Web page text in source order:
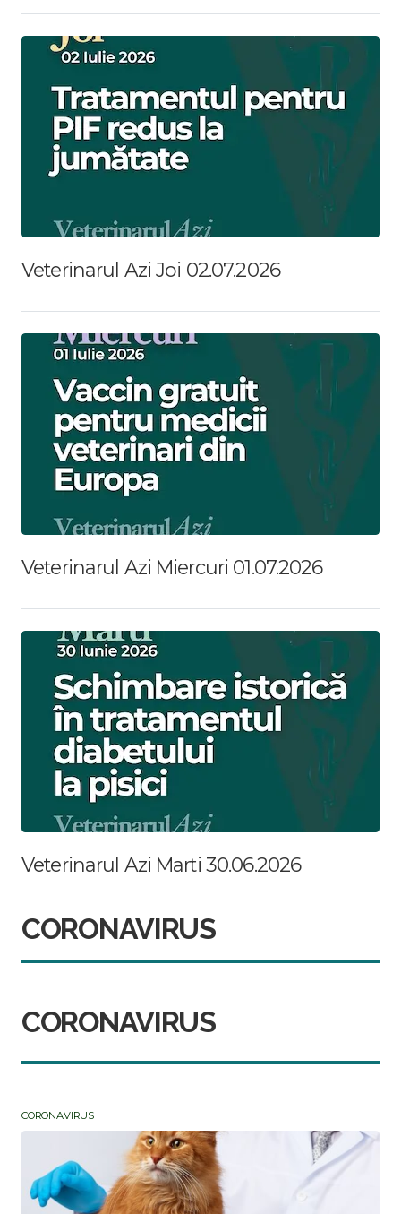
Veterinarul Azi Joi 02.07.2026
Veterinarul Azi Miercuri 01.07.2026
Veterinarul Azi Marti 30.06.2026
CORONAVIRUS
CORONAVIRUS
CORONAVIRUS